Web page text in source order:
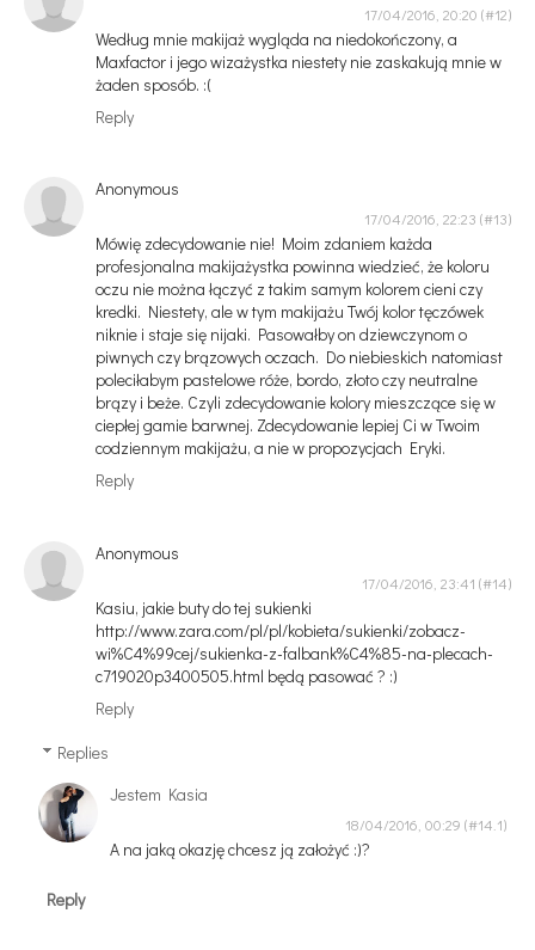
17/04/2016, 20:20
Według mnie makijaż wygląda na niedokończony, a
Maxfactor i jego wizażystka niestety nie zaskakują mnie w
żaden sposób. :(
Reply
Anonymous
17/04/2016, 22:23
Mówię zdecydowanie nie! Moim zdaniem każda
profesjonalna makijażystka powinna wiedzieć, że koloru
oczu nie można łączyć z takim samym kolorem cieni czy
kredki. Niestety, ale w tym makijażu Twój kolor tęczówek
niknie i staje się nijaki. Pasowałby on dziewczynom o
piwnych czy brązowych oczach. Do niebieskich natomiast
poleciłabym pastelowe róże, bordo, złoto czy neutralne
brązy i beże. Czyli zdecydowanie kolory mieszczące się w
ciepłej gamie barwnej. Zdecydowanie lepiej Ci w Twoim
codziennym makijażu, a nie w propozycjach Eryki.
Reply
Anonymous
17/04/2016, 23:41
Kasiu, jakie buty do tej sukienki
http://www.zara.com/pl/pl/kobieta/sukienki/zobacz-
wi%C4%99cej/sukienka-z-falbank%C4%85-na-plecach-
c719020p3400505.html będą pasować ? :)
Reply
Replies
Jestem Kasia
18/04/2016, 00:29
A na jaką okazję chcesz ją założyć :)?
Reply